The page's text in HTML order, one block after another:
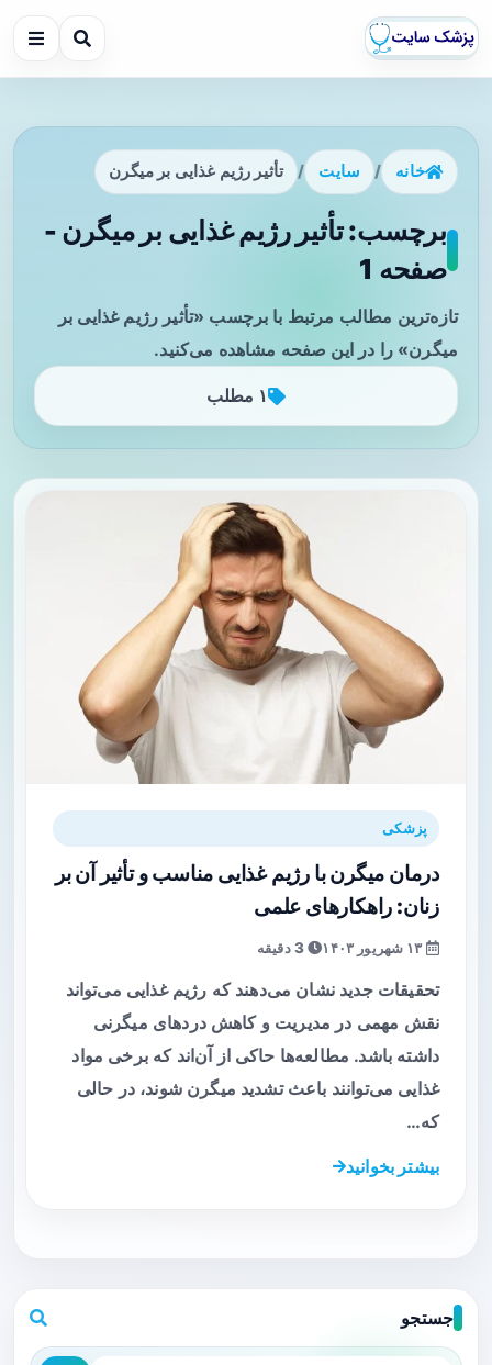
خانه / سایت / تأثیر رژیم غذایی بر میگرن
برچسب: تأثیر رژیم غذایی بر میگرن -
صفحه 1
تازه‌ترین مطالب مرتبط با برچسب «تأثیر رژیم غذایی بر
میگرن» را در این صفحه مشاهده می‌کنید.
۱ مطلب
پزشکی
درمان میگرن با رژیم غذایی مناسب و تأثیر آن بر
زنان: راهکارهای علمی
3 دقیقه
تحقیقات جدید نشان می‌دهند که رژیم غذایی می‌تواند
نقش مهمی در مدیریت و کاهش دردهای میگرنی
داشته باشد. مطالعه‌ها حاکی از آن‌اند که برخی مواد
غذایی می‌توانند باعث تشدید میگرن شوند، در حالی
که…
بیشتر بخوانید
جستجو